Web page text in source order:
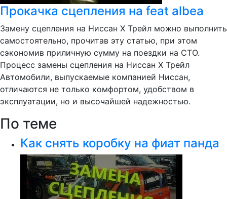
Прокачка сцепления на feat albea
Замену сцепления на Ниссан Х Трейл можно выполнить
самостоятельно, прочитав эту статью, при этом
сэкономив приличную сумму на поездки на СТО.
Процесс замены сцепления на Ниссан Х Трейл
Автомобили, выпускаемые компанией Ниссан,
отличаются не только комфортом, удобством в
эксплуатации, но и высочайшей надежностью.
По теме
Как снять коробку на фиат панда